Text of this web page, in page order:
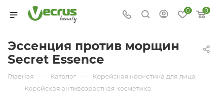
0 0
Эссенция против морщин
Secret Essence
Главная — Каталог — Корейская косметика для лица
— Корейская антивозрастная косметика —